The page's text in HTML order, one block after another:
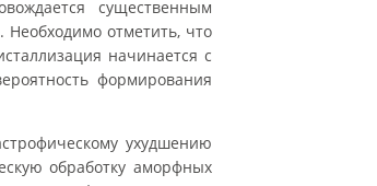
существенным
отметить, что
начинается с
формирования
ухудшению
обработку аморфных